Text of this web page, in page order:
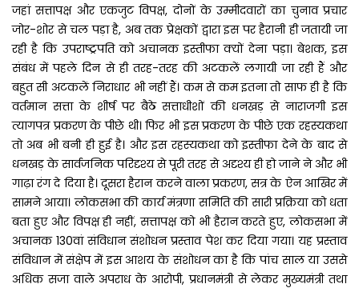
जहां सत्तापक्ष और एकजुट विपक्ष, दोनों के उम्मीदवारों का चुनाव प्रचार
जोर-शोर से चल पड़ा है, अब तक प्रेक्षकों द्वारा इस पर हैरानी ही जतायी जा
रही है कि उपराष्ट्रपति को अचानक इस्तीफा क्यों देना पड़ा। बेशक, इस
संबंध में पहले दिन से ही तरह-तरह की अटकलें लगायी जा रही हैं और
बहुत सी अटकलें निराधार भी नहीं हैं। कम से कम इतना तो साफ ही है कि
वर्तमान सत्ता के शीर्ष पर बैठे सत्ताधीशों की धनखड़ से नाराजगी इस
त्यागपत्र प्रकरण के पीछे थी। फिर भी इस प्रकरण के पीछे एक रहस्यकथा
तो अब भी बनी ही हुई है। और इस रहस्यकथा को इस्तीफा देने के बाद से
धनखड़ के सार्वजनिक परिदृश्य से पूरी तरह से अदृश्य ही हो जाने ने और भी
गाढ़ा रंग दे दिया है। दूसरा हैरान करने वाला प्रकरण, सत्र के ऐन आखिर में
सामने आया। लोकसभा की कार्य मंत्रणा समिति की सारी प्रक्रिया को धता
बता हुए और विपक्ष ही नहीं, सत्तापक्ष को भी हैरान करते हुए, लोकसभा में
अचानक 130वां संविधान संशोधन प्रस्ताव पेश कर दिया गया। यह प्रस्ताव
संविधान में संक्षेप में इस आशय के संशोधन का है कि पांच साल या उससे
अधिक सजा वाले अपराध के आरोपी, प्रधानमंत्री से लेकर मुख्यमंत्री तथा